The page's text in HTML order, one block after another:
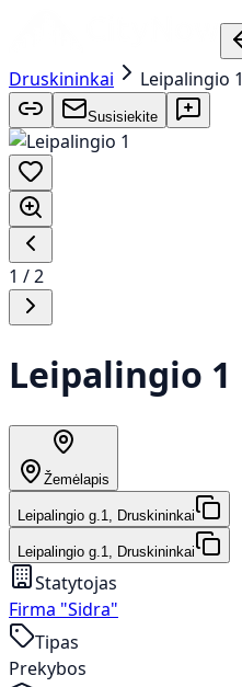
Druskininkai Leipalingio 1
Susisiekite
1 /2
Leipalingio 1
Žemėlapis
Leipalingio g.1, Druskininkai
Leipalingio g.1, Druskininkai
Statytojas
Firma "Sidra"
Tipas
Prekybos